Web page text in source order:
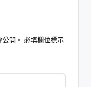
開。 必填欄位標示